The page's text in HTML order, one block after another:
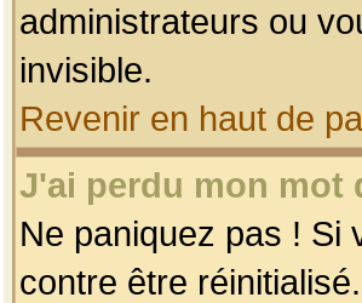
administrateurs ou
invisible.
Revenir en haut de
J'ai perdu mon mot
Ne paniquez pas ! Si
contre être